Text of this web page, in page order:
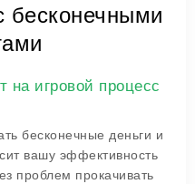
бесконечными
на игровой процесс
бесконечные деньги и
вашу эффективность
проблем прокачивать